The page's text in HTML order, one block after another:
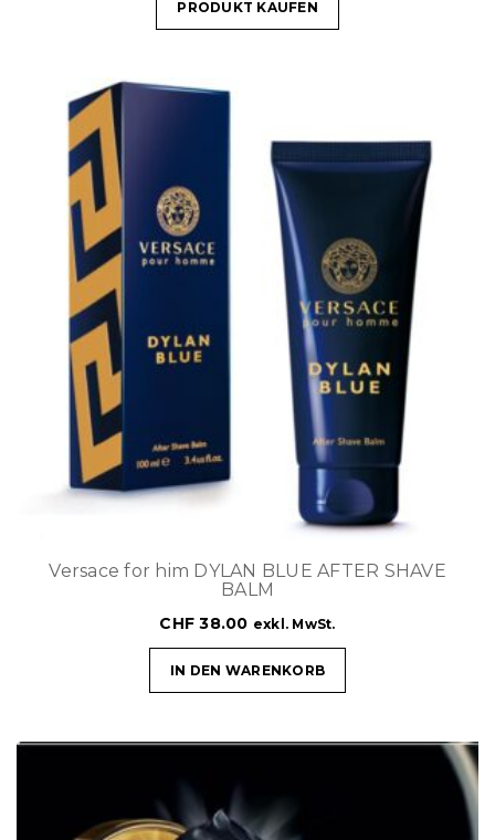
PRODUKT KAUFEN
Versace for him DYLAN BLUE AFTER SHAVE
BALM
CHF 38.00 exkl. MwSt.
IN DEN WARENKORB